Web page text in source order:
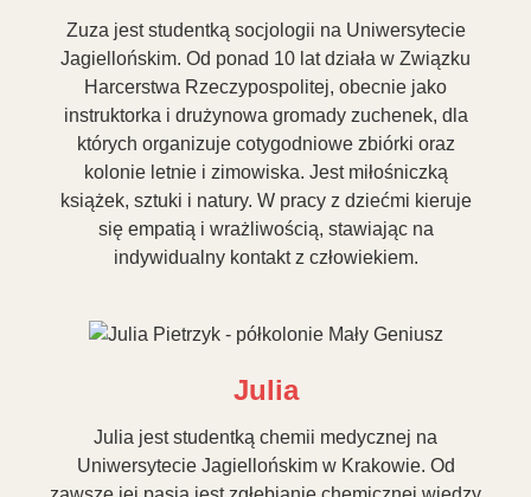
Zuza jest studentką socjologii na Uniwersytecie
Jagiellońskim. Od ponad 10 lat działa w Związku
Harcerstwa Rzeczypospolitej, obecnie jako
instruktorka i drużynowa gromady zuchenek, dla
których organizuje cotygodniowe zbiórki oraz
kolonie letnie i zimowiska. Jest miłośniczką
książek, sztuki i natury. W pracy z dziećmi kieruje
się empatią i wrażliwością, stawiając na
indywidualny kontakt z człowiekiem.
Julia
Julia jest studentką chemii medycznej na
Uniwersytecie Jagiellońskim w Krakowie. Od